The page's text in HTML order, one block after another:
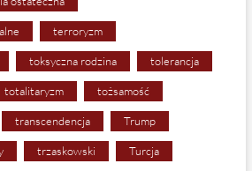
terroryzm
toksyczna rodzina tolerancja
totalitaryzm tożsamość
transcendencja Trump
trzaskowski Turcja